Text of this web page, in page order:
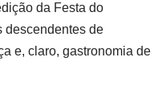
da Festa do
descendentes de
e, claro, gastronomia de